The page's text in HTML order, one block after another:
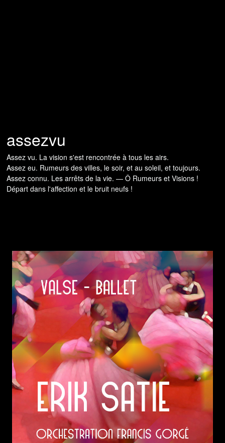
assezvu
Assez vu. La vision s'est rencontrée à tous les airs.
Assez eu. Rumeurs des villes, le soir, et au soleil, et toujours.
Assez connu. Les arrêts de la vie. — Ô Rumeurs et Visions !
Départ dans l'affection et le bruit neufs !